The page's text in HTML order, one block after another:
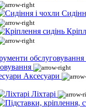
Аксесуари
Ліхтарі